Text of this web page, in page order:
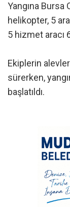
Yangına
helikopter, 5
5 hizmet aracı
Ekiplerin
sürerken,
başlatıldı.